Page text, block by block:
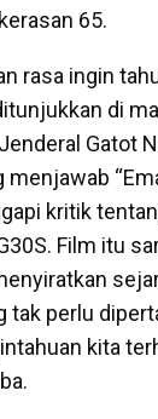
65.
rasa ingin
di
Gatot
kritik
Film itu
tak perlu
kita